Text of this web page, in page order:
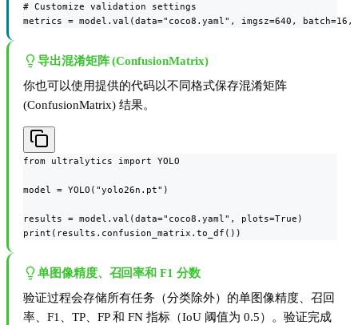
# Customize validation settings
metrics = model.val(data="coco8.yaml", imgsz=640,
导出混淆矩阵 (ConfusionMatrix)
你也可以使用提供的代码以不同格式保存混淆矩阵
(ConfusionMatrix) 结果。
from ultralytics import YOLO
model = YOLO("yolo26n.pt")
results = model.val(data="coco8.yaml", plots=True)
print(results.confusion_matrix.to_df())
单图像精度、召回率和 F1 分数
验证过程会存储所有任务（分类除外）的单图像精度、召回
率、F1、TP、FP 和 FN 指标（IoU 阈值为 0.5）。验证完成